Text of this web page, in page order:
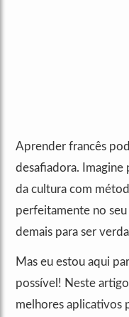
Aprender francês
desafiadora. Imagine
da cultura com
perfeitamente no
demais para ser
Mas eu estou aqui
possível! Neste
melhores aplicativos